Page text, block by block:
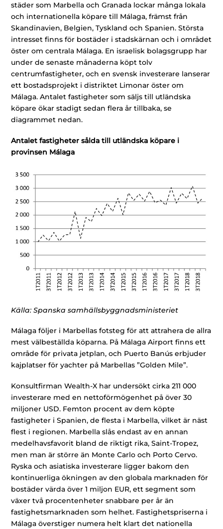
städer som Marbella och Granada lockar många lokala
och internationella köpare till Málaga, främst från
Skandinavien, Belgien, Tyskland och Spanien. Största
intresset finns för bostäder i stadskärnan och i området
öster om centrala Málaga. En israelisk bolagsgrupp har
under de senaste månaderna köpt tolv
centrumfastigheter, och en svensk investerare lanserar
ett bostadsprojekt i distriktet Limonar öster om
Málaga. Antalet fastigheter som säljs till utländska
köpare ökar stadigt sedan flera år tillbaka, se
diagrammet nedan.
Antalet fastigheter sålda till utländska köpare i
provinsen Málaga
Källa: Spanska samhällsbyggnadsministeriet
Málaga följer i Marbellas fotsteg för att attrahera de allra
mest välbeställda köparna. På Málaga Airport finns ett
område för privata jetplan, och Puerto Banús erbjuder
kajplatser för yachter på Marbellas ”Golden Mile”.
Konsultfirman Wealth-X har undersökt cirka 211 000
investerare med en nettoförmögenhet på över 30
miljoner USD. Femton procent av dem köpte
fastigheter i Spanien, de flesta i Marbella, vilket är näst
flest i regionen. Marbella slås endast av en annan
medelhavsfavorit bland de riktigt rika, Saint-Tropez,
men man är större än Monte Carlo och Porto Cervo.
Ryska och asiatiska investerare ligger bakom den
kontinuerliga ökningen av den globala marknaden för
bostäder värda över 1 miljon EUR, ett segment som
växer två procentenheter snabbare per år än
fastighetsmarknaden som helhet. Fastighetspriserna i
Málaga överstiger numera helt klart det nationella